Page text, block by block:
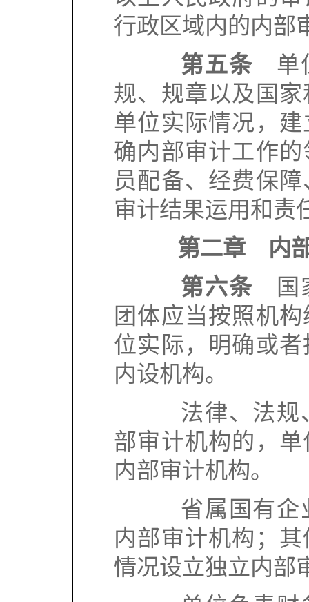
行政区域内的内部
第五条 单
规、规章以及国
单位实际情况，
确内部审计工作
员配备、经费保
审计结果运用和责
第二章 内
第六条 国
团体应当按照机
位实际，明确或
内设机构。
法律、法规
部审计机构的，
内部审计机构。
省属国有企
内部审计机构；
情况设立独立内部